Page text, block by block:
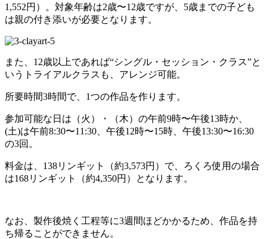
1,552円）。対象年齢は2歳〜12歳ですが、5歳までの子ども
は親の付き添いが必要となります。
また、12歳以上であれば“シングル・セッション・クラス”と
いうトライアルクラスも、アレンジ可能。
所要時間3時間で、1つの作品を作ります。
参加可能な日は（火）・（木）の午前9時〜午後13時か、
(土)は午前8:30〜11:30、午後12時〜15時、午後13:30〜16:30
の3回。
料金は、138リンギット（約3,573円）で、ろくろ使用の場合
は168リンギット（約4,350円）となります。
なお、製作後焼く工程等に3週間ほどかかるため、作品を持
ち帰ることができません。